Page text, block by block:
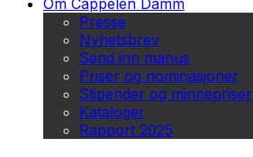
Om Cappelen Damm
Presse
Nyhetsbrev
Send inn manus
Priser og nominasjoner
Stipender og minnepriser
Kataloger
Rapport 2025